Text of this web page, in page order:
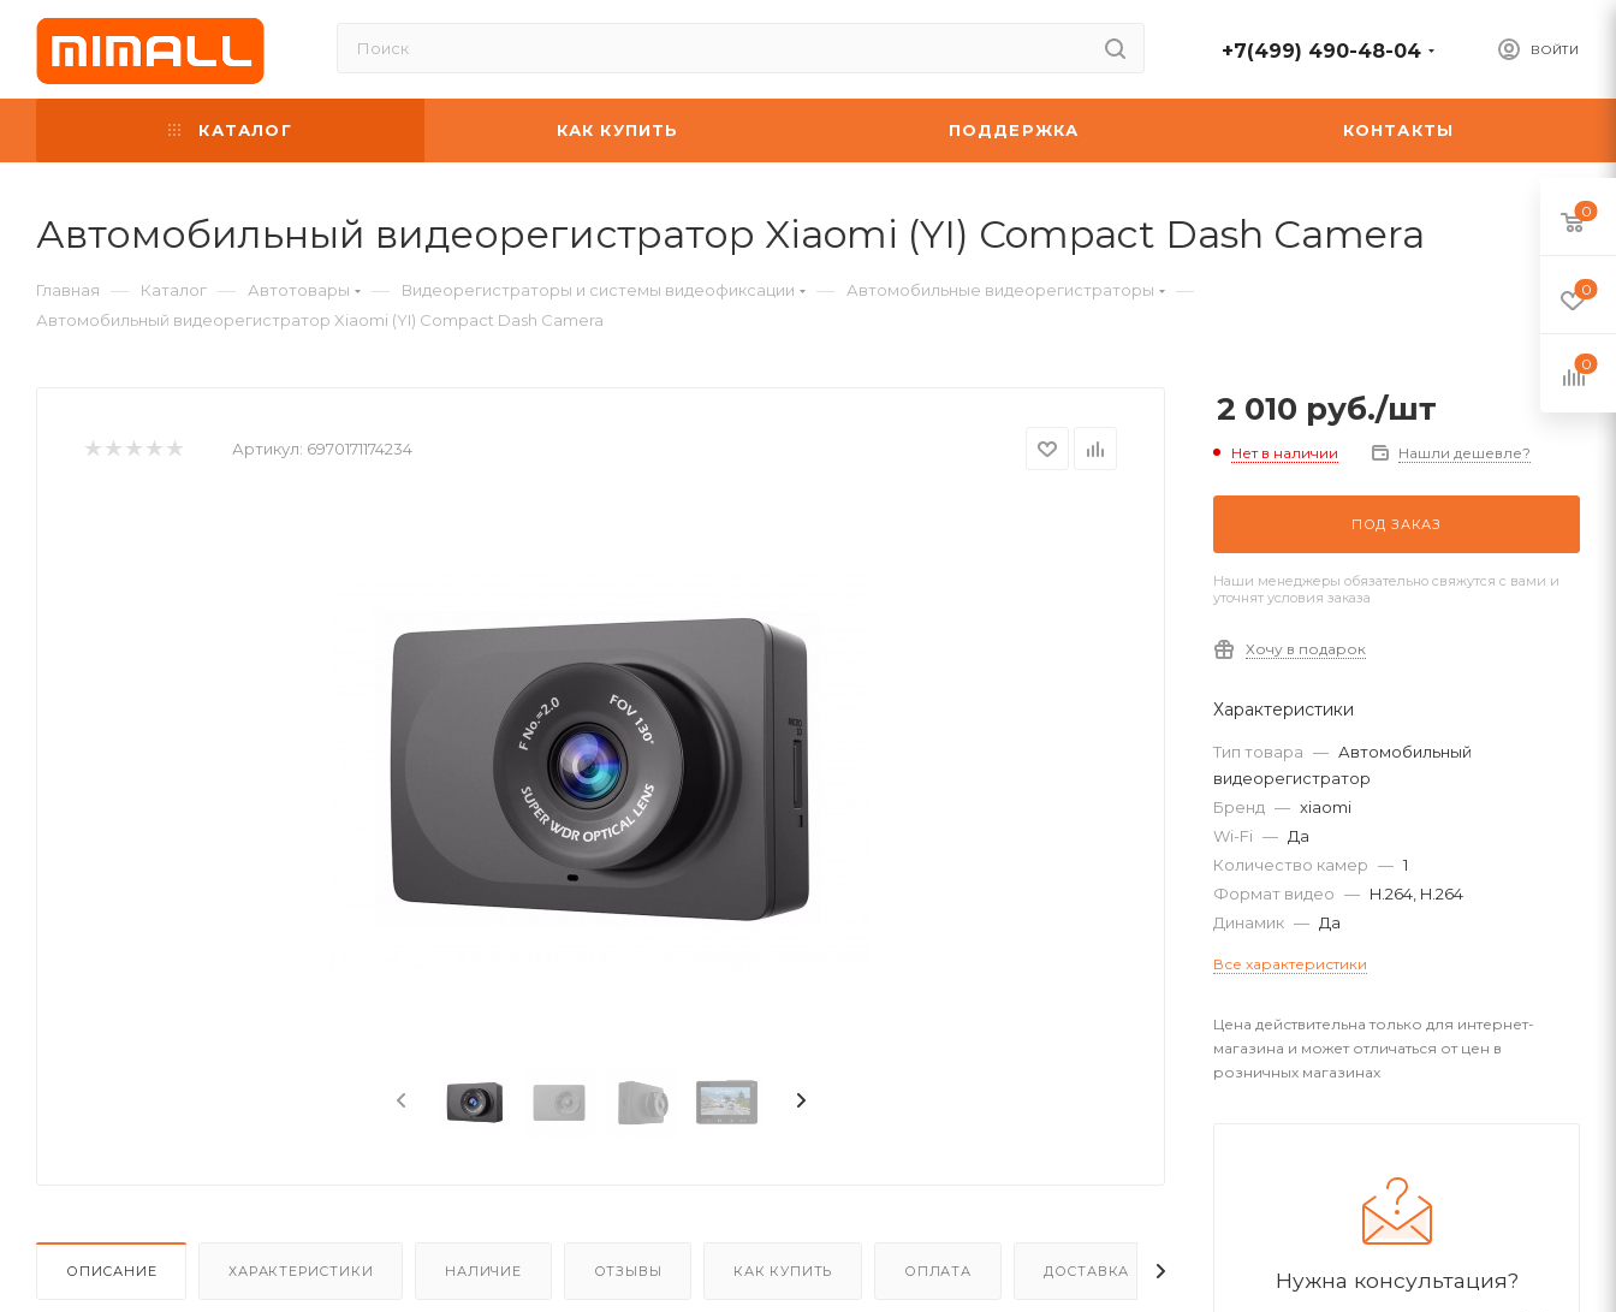
ВОЙТИ
+7(499) 490-48-04
КАТАЛОГ КАК КУПИТЬ ПОДДЕРЖКА КОНТАКТЫ
Автомобильный видеорегистратор Xiaomi (YI) Compact Dash Camera
Главная — Каталог — Автотовары — Видеорегистраторы и системы видеофиксации — Автомобильные видеорегистраторы —
Автомобильный видеорегистратор Xiaomi (YI) Compact Dash Camera
Артикул: 6970171174234
ОПИСАНИЕ ХАРАКТЕРИСТИКИ НАЛИЧИЕ ОТЗЫВЫ КАК КУПИТЬ ОПЛАТА ДОСТАВКА ДОПОЛНИТЕЛЬНО
2 010 руб./шт
Нет в наличии Нашли дешевле?
ПОД ЗАКАЗ
Наши менеджеры обязательно свяжутся с вами и
уточнят условия заказа
Хочу в подарок
Характеристики
Тип товара — Автомобильный
видеорегистратор
Бренд — xiaomi
Wi-Fi — Да
Количество камер — 1
Формат видео — H.264, H.264
Динамик — Да
Все характеристики
Цена действительна только для интернет-
магазина и может отличаться от цен в
розничных магазинах
Нужна консультация?
0
0
0